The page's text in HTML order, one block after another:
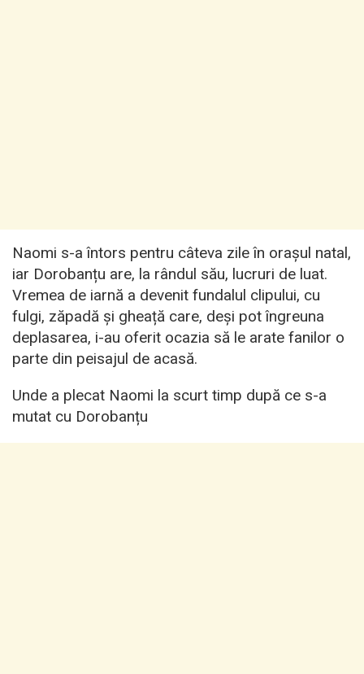
Naomi s-a întors pentru câteva zile în orașul natal,
iar Dorobanțu are, la rândul său, lucruri de luat.
Vremea de iarnă a devenit fundalul clipului, cu
fulgi, zăpadă și gheață care, deși pot îngreuna
deplasarea, i-au oferit ocazia să le arate fanilor o
parte din peisajul de acasă.
Unde a plecat Naomi la scurt timp după ce s-a
mutat cu Dorobanțu